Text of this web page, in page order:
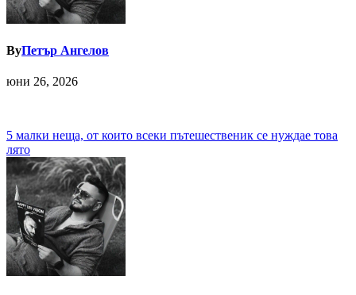
ByПетър Ангелов
юни 26, 2026
Навигация
5 малки неща, от които всеки пътешественик се нуждае това
лято